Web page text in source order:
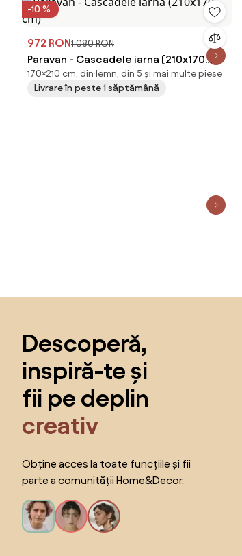
-10 %
972 RON1.080 RON
Paravan - Cascadele iarna (210x170
cm)
170×210 cm, din lemn, din 5 și mai multe piese
Livrare în peste 1 săptămână
Descoperă,
inspiră-te și
fii pe deplin
creativ
Obține acces la toate funcțiile și fii
parte a comunității Home&Decor.